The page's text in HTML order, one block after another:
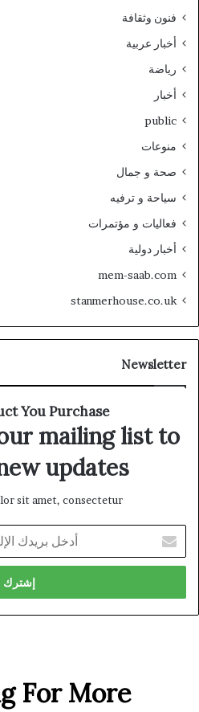
فنون وثقافة
أخبار عربية
رياضة
أخبار
public
منوعات
صحة و جمال
سياحة و ترفيه
فعاليات و مؤتمرات
أخبار دولية
mem-saab.com
stanmerhouse.co.uk
Newsletter
You Purchase
mailing list to
updates!
sit amet, consectetur.
بريدك
الإلكتروني
For More?